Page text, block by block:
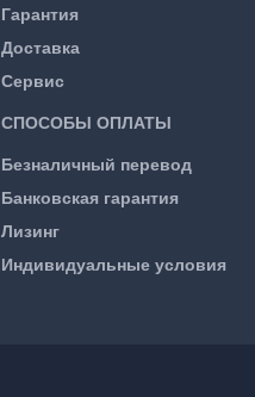
Гарантия
Доставка
Сервис
СПОСОБЫ ОПЛАТЫ
Безналичный перевод
Банковская гарантия
Лизинг
Индивидуальные условия